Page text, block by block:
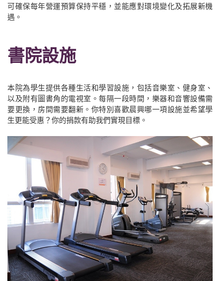
可確保每年營運預算保持平穩，並能應對環境變化及拓展新機
遇。
書院設施
本院為學生提供各種生活和學習設施，包括音樂室、健身室、
以及附有圖書角的電視室。每隔一段時間，樂器和音響設備需
要更換，房間需要翻新。你特別喜歡晨興哪一項設施並希望學
生更能受惠？你的捐款有助我們實現目標。